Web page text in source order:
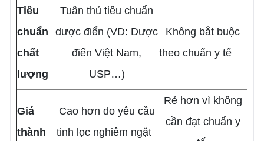
Tiêu
chuẩn
chất
lượng
Tuân thủ tiêu chuẩn
dược điển (VD: Dược
điển Việt Nam,
USP…)
Không bắt buộc
theo chuẩn y tế
Giá
thành
Cao hơn do yêu cầu
tinh lọc nghiêm ngặt
Rẻ hơn vì không
cần đạt chuẩn y